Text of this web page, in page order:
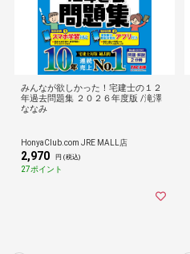
みんなが欲しかった！宅建士の１２
年過去問題集 ２０２６年度版 /滝澤
ななみ
HonyaClub.com JRE MALL店
2,970 円 (税込)
27ポイント